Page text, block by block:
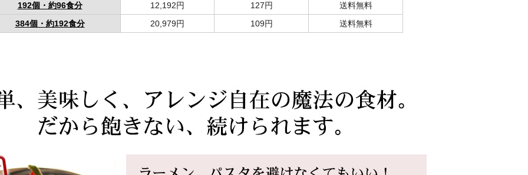
192個・約96食分
12,192円 127円
送料無料
384個・約192食分
20,979円 109円 送料無料